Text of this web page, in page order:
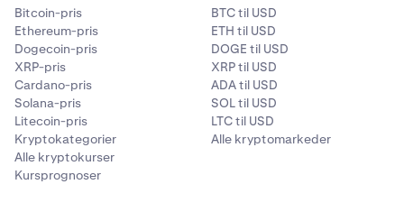
Bitcoin-pris
Ethereum-pris
Dogecoin-pris
XRP-pris
Cardano-pris
Solana-pris
Litecoin-pris
Kryptokategorier
Alle kryptokurser
Kursprognoser
BTC til USD
ETH til USD
DOGE til USD
XRP til USD
ADA til USD
SOL til USD
LTC til USD
Alle kryptomarkeder